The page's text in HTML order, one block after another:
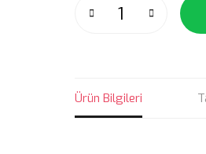
Ürün Bilgileri